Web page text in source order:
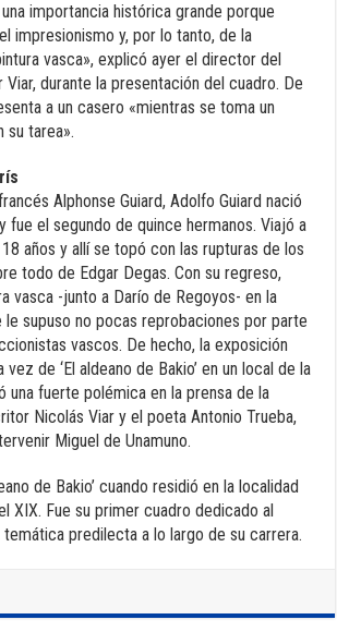
importancia histórica grande porque
impresionismo y, por lo tanto, de la
vasca», explicó ayer el director del
Viar, durante la presentación del cuadro. De
a un casero «mientras se toma un
su tarea».
Alphonse Guiard, Adolfo Guiard nació
fue el segundo de quince hermanos. Viajó a
años y allí se topó con las rupturas de los
todo de Edgar Degas. Con su regreso,
vasca -junto a Darío de Regoyos- en la
le supuso no pocas reprobaciones por parte
vascos. De hecho, la exposición
de ‘El aldeano de Bakio’ en un local de la
una fuerte polémica en la prensa de la
Nicolás Viar y el poeta Antonio Trueba,
Miguel de Unamuno.
de Bakio’ cuando residió en la localidad
XIX. Fue su primer cuadro dedicado al
temática predilecta a lo largo de su carrera.